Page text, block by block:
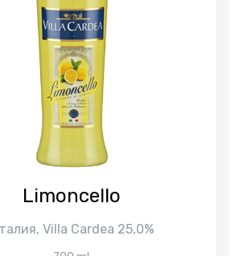
Limoncello
Villa Cardea 25,0%